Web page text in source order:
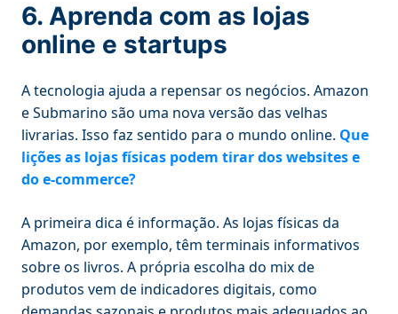
6. Aprenda com as lojas
online e startups
A tecnologia ajuda a repensar os negócios. Amazon
e Submarino são uma nova versão das velhas
livrarias. Isso faz sentido para o mundo online. Que
lições as lojas físicas podem tirar dos websites e
do e-commerce?
A primeira dica é informação. As lojas físicas da
Amazon, por exemplo, têm terminais informativos
sobre os livros. A própria escolha do mix de
produtos vem de indicadores digitais, como